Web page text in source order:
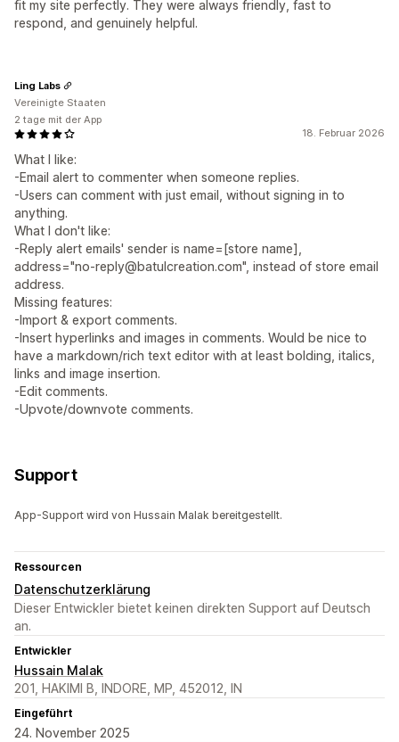
fit my site perfectly. They were always friendly, fast to
respond, and genuinely helpful.
18. Februar 2026
What I like:
-Email alert to commenter when someone replies.
-Users can comment with just email, without signing in to
anything.
What I don't like:
-Reply alert emails' sender is name=[store name],
address="no-reply@batulcreation.com", instead of store email
address.
Missing features:
-Import & export comments.
-Insert hyperlinks and images in comments. Would be nice to
have a markdown/rich text editor with at least bolding, italics,
links and image insertion.
-Edit comments.
-Upvote/downvote comments.
Ling Labs
Vereinigte Staaten
2 tage mit der App
Support
App-Support wird von Hussain Malak bereitgestellt.
Ressourcen
Datenschutzerklärung
Dieser Entwickler bietet keinen direkten Support auf Deutsch
an.
Entwickler
Hussain Malak
201, HAKIMI B, INDORE, MP, 452012, IN
Eingeführt
24. November 2025